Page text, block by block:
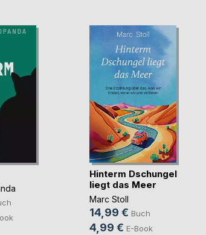
Hinterm Dschungel
liegt das Meer
Marc Stoll
14,99 € Buch
4,99 € E-Book